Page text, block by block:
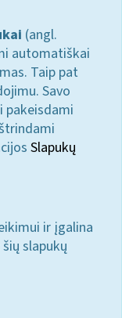
(angl.
automatiškai
Taip pat
Savo
Slapukų
ir įgalina
slapukų